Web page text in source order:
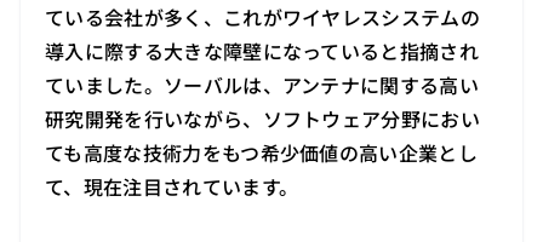
ている会社が多く、これがワイヤレスシステムの
導入に際する大きな障壁になっていると指摘され
ていました。ソーバルは、アンテナに関する高い
研究開発を行いながら、ソフトウェア分野におい
ても高度な技術力をもつ希少価値の高い企業とし
て、現在注目されています。